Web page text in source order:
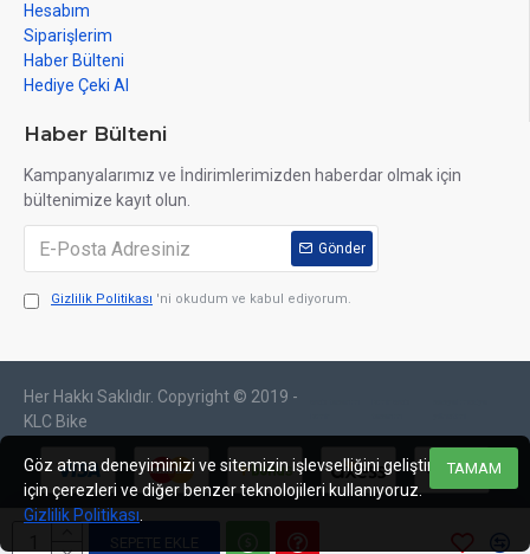
SEPETE EKLE
Hesabım
Siparişlerim
Haber Bülteni
Hediye Çeki Al
Haber Bülteni
Kampanyalarımız ve İndirimlerimizden haberdar olmak için
bültenimize kayıt olun.
Gönder
Gizlilik Politikası 'ni okudum ve kabul ediyorum.
Her Hakkı Saklıdır. Copyright © 2019 -
KLC Bike
TAMAM
Göz atma deneyiminizi ve sitemizin işlevselliğini geliştirmek
için çerezleri ve diğer benzer teknolojileri kullanıyoruz.
Gizlilik Politikası